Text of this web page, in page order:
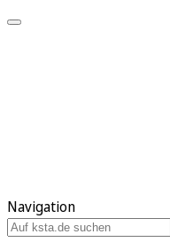
Navigation